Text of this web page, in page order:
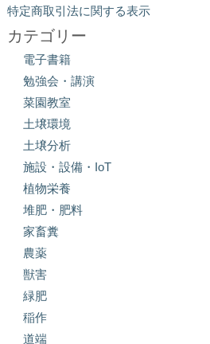
特定商取引法に関する表示
カテゴリー
電子書籍
勉強会・講演
菜園教室
土壌環境
土壌分析
施設・設備・IoT
植物栄養
堆肥・肥料
家畜糞
農薬
獣害
緑肥
稲作
道端